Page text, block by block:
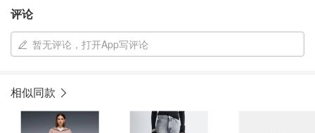
评论
暂无评论，打开App写评论
相似同款